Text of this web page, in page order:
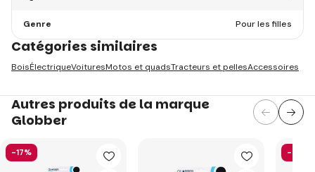
Genre Pour les filles
Catégories similaires
BoisÉlectriqueVoituresMotos et quadsTracteurs et pellesAccessoires
Autres produits de la marque
Globber
-17% -58%